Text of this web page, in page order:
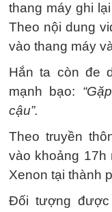
thang máy ghi
Theo nội dung
vào thang máy
Hắn ta còn đe
mạnh bạo:
cậu”.
Theo truyền
vào khoảng 17h
Xenon tại thành
Đối tượng được